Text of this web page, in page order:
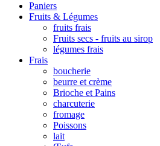
Paniers
Fruits & Légumes
fruits frais
Fruits secs - fruits au sirop
légumes frais
Frais
boucherie
beurre et crème
Brioche et Pains
charcuterie
fromage
Poissons
lait